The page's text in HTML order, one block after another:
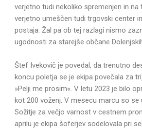
verjetno tudi nekoliko spremenjen in
verjetno umeščen tudi trgovski center
postaja. Žal pa ob tej razlagi nismo
ugodnosti za starejše občane
Štef Ivekovič je povedal, da trenutno
koncu poletja se je ekipa povečala za
»Pelji me prosim«. V letu 2023 je bilo
kot 200 voženj. V mesecu marcu so se
Sožitje za večjo varnost v cestnem
aprilu je ekipa šoferjev sodelovala pri